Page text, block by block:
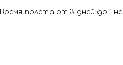
Время полета от 3 дней до 1